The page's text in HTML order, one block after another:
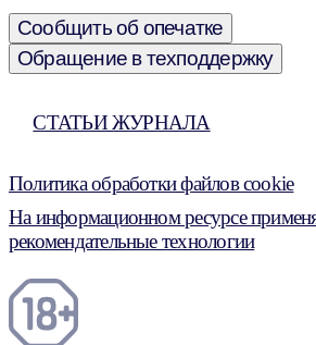
Сообщить об опечатке
Обращение в техподдержку
СТАТЬИ ЖУРНАЛА
Политика обработки файлов cookie
На информационном ресурсе
рекомендательные технологии